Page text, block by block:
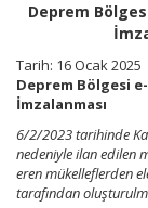
Deprem
Tarih: 16 Ocak 2025
Deprem Bölgesi
İmzalanması
6/2/2023 tarihinde
nedeniyle ilan edilen
eren mükelleflerden
tarafından